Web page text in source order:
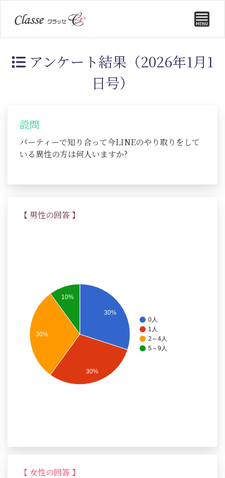
アンケート結果（2026年1月1
日号）
設問
パーティーで知り合って今LINEのやり取りをして
いる異性の方は何人いますか?
【 男性の回答 】
0人
1人
2～4人
5～9人
30%
10%
30%
30%
【 女性の回答 】